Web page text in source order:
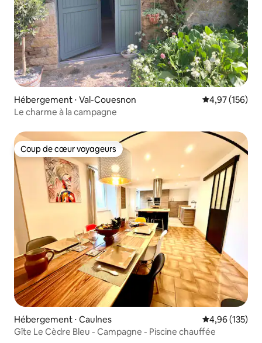
Hébergement ⋅ Val-Couesnon Évaluation
4,97 (156)
Le charme à la campagne
Coup de cœur voyageurs
Coup de cœur voyageurs
Hébergement ⋅ Caulnes Évaluation
4,96 (135)
Gîte Le Cèdre Bleu - Campagne - Piscine chauffée